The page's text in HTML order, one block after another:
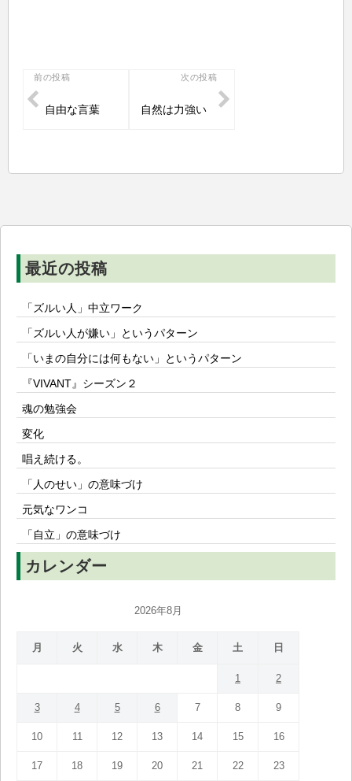
投
稿
ン
前の投稿
自由な言葉
次の投稿
自然は力強い
最近の投稿
「ズルい人」中立ワーク
「ズルい人が嫌い」というパターン
「いまの自分には何もない」というパターン
『VIVANT』シーズン２
魂の勉強会
変化
唱え続ける。
「人のせい」の意味づけ
元気なワンコ
「自立」の意味づけ
カレンダー
2026年8月
月 火 水 木 金 土 日
1 2
3 4 5 6 7 8 9
10 11 12 13 14 15 16
17 18 19 20 21 22 23